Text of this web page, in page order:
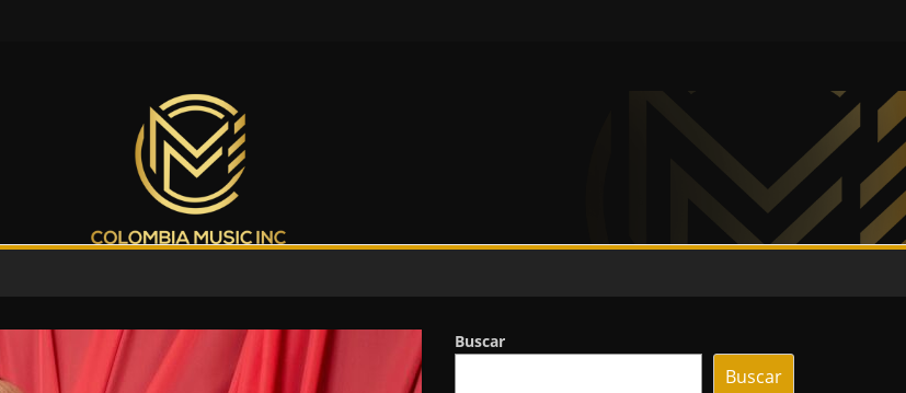
Buscar
Buscar